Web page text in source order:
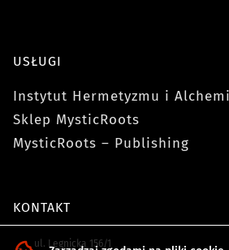
KONTAKT
ul. Legnicka 156/1
USŁUGI
Instytut Hermetyzmu i
Sklep MysticRoots
MysticRoots – Publishing